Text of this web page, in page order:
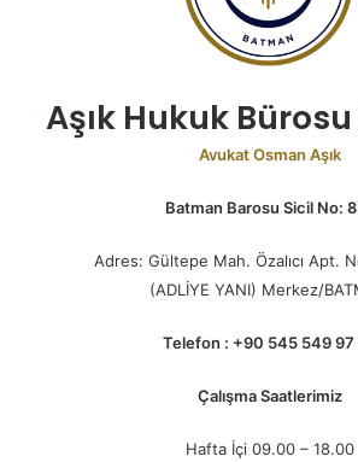
Aşık Hukuk
Avukat Osman Aşık
Batman Barosu Sicil No:
Adres: Gültepe Mah. Özalıcı Apt.
(ADLİYE YANI) Merkez/
Telefon : +90 545 549 97
Çalışma Saatlerimiz
Hafta İçi 09.00 – 18.00